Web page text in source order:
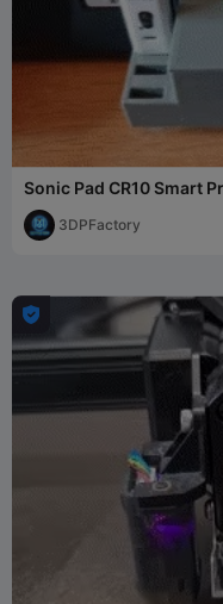
Sonic Pad CR10 Smart
ス
3DPFactory
